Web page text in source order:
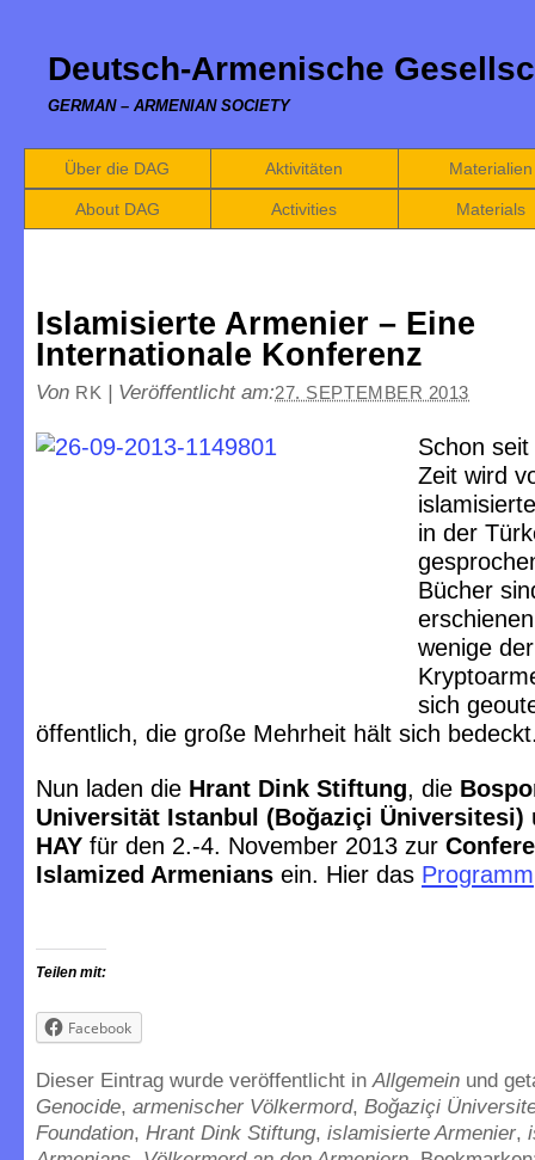
Deutsch-Armenische
GERMAN – ARMENIAN SOCIETY
Über die DAG Aktivitäten Materialien
About DAG Activities Materials
Islamisierte Armenier – Eine
Internationale Konferenz
Von RK | Veröffentlicht am:27. SEPTEMBER 2013
Schon
Zeit wird
in der
Bücher
wenige
sich
öffentlich, die große Mehrheit hält sich
Nun laden die Hrant Dink Stiftung, die
Universität Istanbul (Boğaziçi Üniversitesi)
HAY für den 2.-4. November 2013 zur
Islamized Armenians ein. Hier das Programm
Teilen mit:
Facebook
Dieser Eintrag wurde veröffentlicht inAllgemein und
Genocide, armenischer Völkermord, Boğaziçi
Foundation, Hrant Dink Stiftung, islamisierte Armenier,